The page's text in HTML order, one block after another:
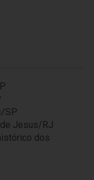
SP
Jesus/RJ
dos